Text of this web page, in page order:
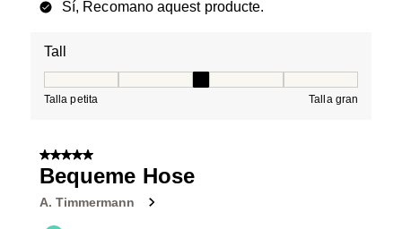
Sí, Recomano aquest producte.
Tall
Talla petita Talla gran
5 de 5 estrelles.
Bequeme Hose
A. Timmermann